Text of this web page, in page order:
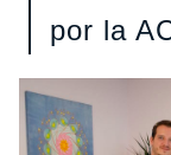
por la